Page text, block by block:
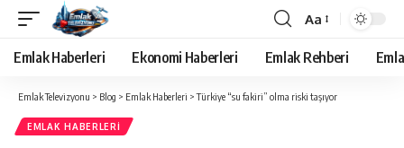
Yazı
Tipi
Boyutlandırıcı
Aa
Emlak Haberleri Ekonomi Haberleri Emlak Rehberi
Emlak Televizyonu > Blog > Emlak Haberleri >Türkiye “su fakiri” olma riski taşıyor
EMLAK HABERLERI